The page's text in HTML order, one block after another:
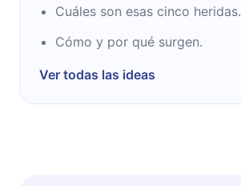
Cuáles son esas cinco heridas.
Cómo y por qué surgen.
Ver todas las ideas